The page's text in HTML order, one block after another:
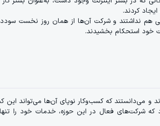
کردند.
هم نداشتند و شرکت آن‌ها از همان روز نخست
خود استحکام بخشیدند.
و می‌دانستند که کسب‌و‌کار نوپای آن‌ها می‌تواند این
که شرکت‌های فعال در این حوزه، خدمات خود را